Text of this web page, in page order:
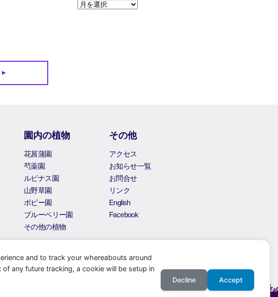
園内の植物
花菖蒲園
芍薬園
ルピナス園
山野草園
ポピー園
ブルーベリー園
その他の植物
その他
アクセス
お知らせ一覧
お問合せ
リンク
English
Facebook
and to track your whereabouts around
any future tracking, a cookie will be setup in
Decline Accept